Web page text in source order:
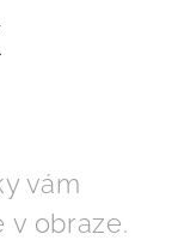
vám
obraze.